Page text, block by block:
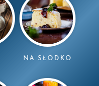
NA SŁODKO